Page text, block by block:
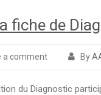
fiche de
a comment By
du Diagnostic